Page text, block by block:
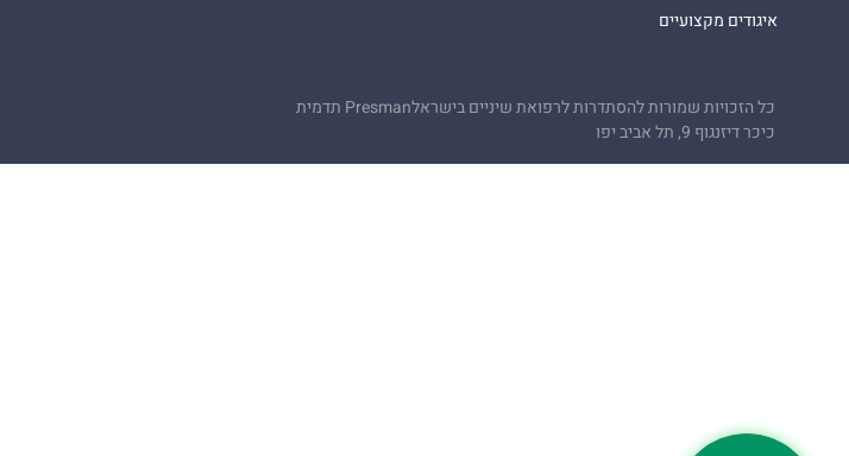
איגודים מקצועיים
כל הזכויות שמורות להסתדרות לרפואת שיניים בישראל
כיכר דיזנגוף 9, תל אביב יפו
Presman תדמית